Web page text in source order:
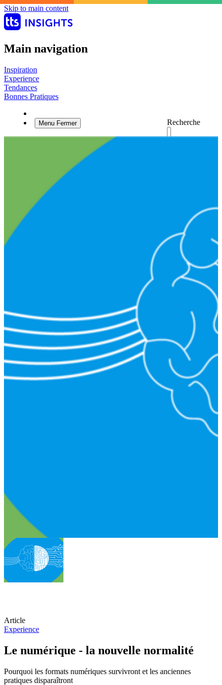
Skip to main content
Main navigation
Inspiration
Experience
Tendances
Bonnes Pratiques
Recherche
Menu Fermer
Article
Experience
Le numérique - la nouvelle normalité
Pourquoi les formats numériques survivront et les anciennes
pratiques disparaîtront